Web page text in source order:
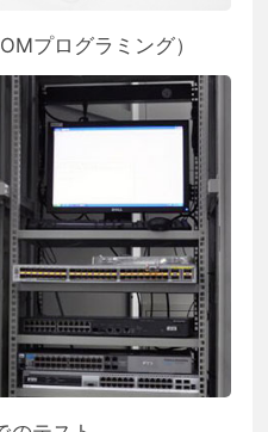
プログラミング）